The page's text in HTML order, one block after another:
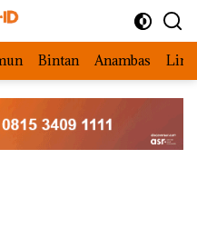
Bintan Anambas